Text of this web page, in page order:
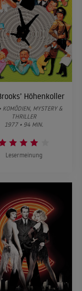
Höhenkoller
KOMÖDIEN, MYSTERY &
THRILLER
1977 • 94 MIN.
Lesermeinung